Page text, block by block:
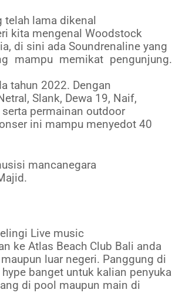
lama dikenal
kita mengenal Woodstock
di sini ada Soundrenaline yang
mampu memikat pengunjung.
tahun 2022. Dengan
Slank, Dewa 19, Naif,
permainan outdoor
ini mampu menyedot 40
mancanegara
Live music
ke Atlas Beach Club Bali anda
luar negeri. Panggung di
banget untuk kalian penyuka
di pool maupun main di